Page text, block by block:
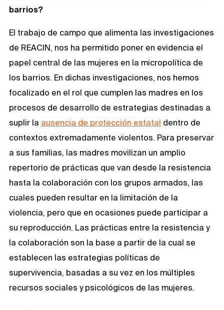
barrios?
El trabajo de campo que alimenta las investigaciones
de REACIN, nos ha permitido poner en evidencia el
papel central de las mujeres en la micropolítica de
los barrios. En dichas investigaciones, nos hemos
focalizado en el rol que cumplen las madres en los
procesos de desarrollo de estrategias destinadas a
suplir la ausencia de protección estatal dentro de
contextos extremadamente violentos. Para preservar
a sus familias, las madres movilizan un amplio
repertorio de prácticas que van desde la resistencia
hasta la colaboración con los grupos armados, las
cuales pueden resultar en la limitación de la
violencia, pero que en ocasiones puede participar a
su reproducción. Las prácticas entre la resistencia y
la colaboración son la base a partir de la cual se
establecen las estrategias políticas de
supervivencia, basadas a su vez en los múltiples
recursos sociales y psicológicos de las mujeres.